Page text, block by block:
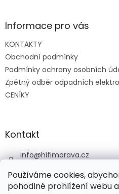
Používáme cookies,
pohodlné prohlížení webu
aInformace pro vás
KONTAKTY
Obchodní podmínky
Podmínky ochrany osobních
Zpětný odběr odpadních
CENÍKY
Kontakt
info@hifimorava.cz
+420 722 705 125
+420 774 037 152